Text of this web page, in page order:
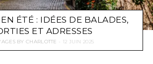
ÉTÉ : IDÉES DE BALADES,
ET ADRESSES
BYCHARLOTTE 12 JUIN 2025